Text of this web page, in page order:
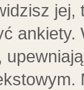
ankiety.